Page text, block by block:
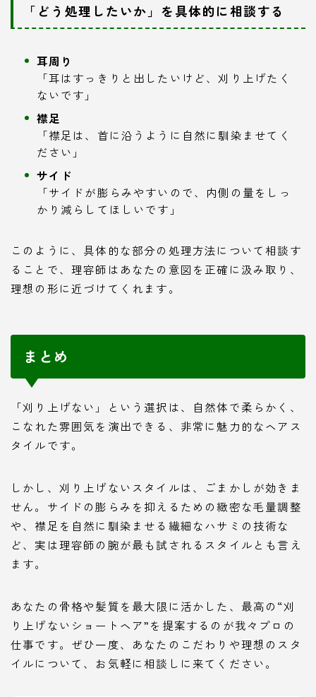
「どう処理したいか」を具体的に相談する
耳周り
「耳はすっきりと出したいけど、刈り上げたく
ないです」
襟足
「襟足は、首に沿うように自然に馴染ませてく
ださい」
サイド
「サイドが膨らみやすいので、内側の量をしっ
かり減らしてほしいです」
このように、具体的な部分の処理方法について相談す
ることで、理容師はあなたの意図を正確に汲み取り、
理想の形に近づけてくれます。
まとめ
「刈り上げない」という選択は、自然体で柔らかく、
こなれた雰囲気を演出できる、非常に魅力的なヘアス
タイルです。
しかし、刈り上げないスタイルは、ごまかしが効きま
せん。サイドの膨らみを抑えるための緻密な毛量調整
や、襟足を自然に馴染ませる繊細なハサミの技術な
ど、実は理容師の腕が最も試されるスタイルとも言え
ます。
あなたの骨格や髪質を最大限に活かした、最高の“刈
り上げないショートヘア”を提案するのが我々プロの
仕事です。ぜひ一度、あなたのこだわりや理想のスタ
イルについて、お気軽に相談しに来てください。